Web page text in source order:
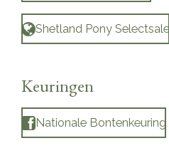
Shetland Pony Selectsale
Keuringen
Nationale Bontenkeuring